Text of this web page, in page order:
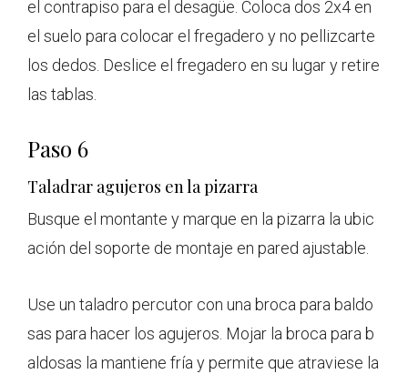
el contrapiso para el desagüe. Coloca dos 2x4 en
el suelo para colocar el fregadero y no pellizcarte
los dedos. Deslice el fregadero en su lugar y retire
las tablas.
Paso 6
Taladrar agujeros en la pizarra
Busque el montante y marque en la pizarra la ubic
ación del soporte de montaje en pared ajustable.
Use un taladro percutor con una broca para baldo
sas para hacer los agujeros. Mojar la broca para b
aldosas la mantiene fría y permite que atraviese la